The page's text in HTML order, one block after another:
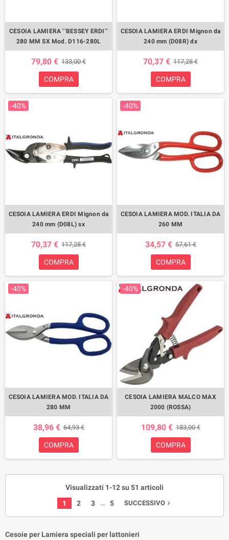
CESOIA LAMIERA ’’BESSEY ERDI’’
280 MM SX Mod. D116-280L
79,80 € 133,00 €
COMPRA
CESOIA LAMIERA ERDI Mignon da
240 mm (D08R) dx
70,37 € 117,28 €
COMPRA
-40%
CESOIA LAMIERA ERDI Mignon da
240 mm (D08L) sx
70,37 € 117,28 €
COMPRA
-40%
CESOIA LAMIERA MOD. ITALIA DA
260 MM
34,57 € 57,61 €
COMPRA
-40%
CESOIA LAMIERA MOD. ITALIA DA
280 MM
38,96 € 64,93 €
COMPRA
-40%
CESOIA LAMIERA MALCO MAX
2000 (ROSSA)
109,80 € 183,00 €
COMPRA
Visualizzati 1-12 su 51 articoli
1
2 3 … 5 SUCCESSIVOnavigate_next
Cesoie per Lamiera speciali per lattonieri